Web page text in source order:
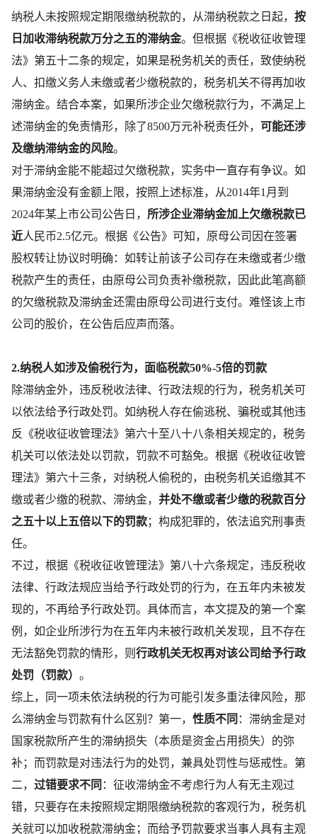
纳税人未按照规定期限缴纳税款的，从滞纳税款之日起， 按
日加收滞纳税款万分之五的滞纳金。但根据《税收征收管理
法》第五十二条的规定，如果是税务机关的责任，致使纳税
人、扣缴义务人未缴或者少缴税款的，税务机关不得再加收
滞纳金。结合本案，如果所涉企业欠缴税款行为，不满足上
述滞纳金的免责情形，除了8500万元补税责任外， 可能还涉
及缴纳滞纳金的风险。
对于滞纳金能不能超过欠缴税款，实务中一直存有争议。如
果滞纳金没有金额上限，按照上述标准，从2014年1月到
2024年某上市公司公告日， 所涉企业滞纳金加上欠缴税款已
近人民币2.5亿元。根据《公告》可知，原母公司因在签署
股权转让协议时明确：如转让前该子公司存在未缴或者少缴
税款产生的责任，由原母公司负责补缴税款，因此此笔高额
的欠缴税款及滞纳金还需由原母公司进行支付。难怪该上市
公司的股价，在公告后应声而落。
2.纳税人如涉及偷税行为，面临税款50%-5倍的罚款
除滞纳金外，违反税收法律、行政法规的行为，税务机关可
以依法给予行政处罚。如纳税人存在偷逃税、骗税或其他违
反《税收征收管理法》第六十至八十八条相关规定的，税务
机关可以依法处以罚款，罚款不可豁免。根据《税收征收管
理法》第六十三条，对纳税人偷税的，由税务机关追缴其不
缴或者少缴的税款、滞纳金， 并处不缴或者少缴的税款百分
之五十以上五倍以下的罚款；构成犯罪的，依法追究刑事责
任。
不过，根据《税收征收管理法》第八十六条规定，违反税收
法律、行政法规应当给予行政处罚的行为，在五年内未被发
现的，不再给予行政处罚。具体而言，本文提及的第一个案
例，如企业所涉行为在五年内未被行政机关发现，且不存在
无法豁免罚款的情形，则 行政机关无权再对该公司给予行政
处罚（罚款） 。
综上，同一项未依法纳税的行为可能引发多重法律风险，那
么滞纳金与罚款有什么区别？第一， 性质不同 ：滞纳金是对
国家税款所产生的滞纳损失（本质是资金占用损失）的弥
补；而罚款是对违法行为的处罚，兼具处罚性与惩戒性。第
二， 过错要求不同 ：征收滞纳金不考虑行为人有无主观过
错，只要存在未按照规定期限缴纳税款的客观行为，税务机
关就可以加收税款滞纳金；而给予罚款要求当事人具有主观